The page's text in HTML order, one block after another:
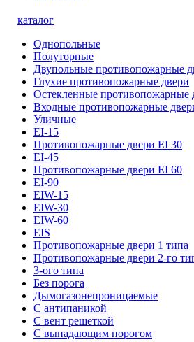
каталог
Однопольные
Полуторные
Двупольные противопожарные
Глухие противопожарные двери
Остекленные противопожарные
Входные противопожарные
Уличные
EI-15
Противопожарные двери EI 30
EI-45
Противопожарные двери EI 60
EI-90
EIW-15
EIW-30
EIW-60
EIS
Противопожарные двери 1 типа
Противопожарные двери 2-го
3-ого типа
Без порога
Дымогазонепроницаемые
С антипаникой
С вент решеткой
С выпадающим порогом